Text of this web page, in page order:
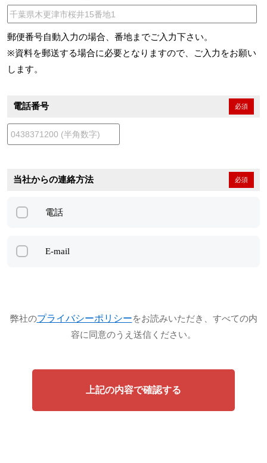
郵便番号自動入力の場合、番地までご入力下さい。
※資料を郵送する場合に必要となりますので、ご入力をお願い
します。
電話番号 必須
当社からの連絡方法 必須
電話
E-mail
弊社のプライバシーポリシーをお読みいただき、すべての内
容に同意のうえ送信ください。